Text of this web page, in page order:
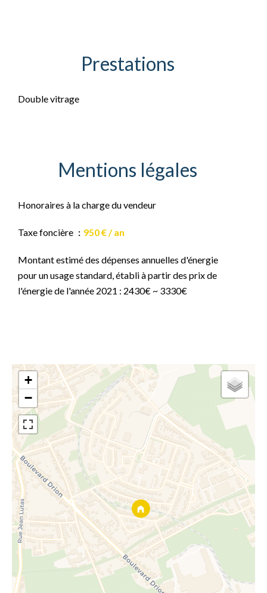
Prestations
Double vitrage
Mentions légales
Honoraires à la charge du vendeur
Taxe foncière 950 € / an
Montant estimé des dépenses annuelles d'énergie
pour un usage standard, établi à partir des prix de
l'énergie de l'année 2021 : 2430€ ~ 3330€
+
−